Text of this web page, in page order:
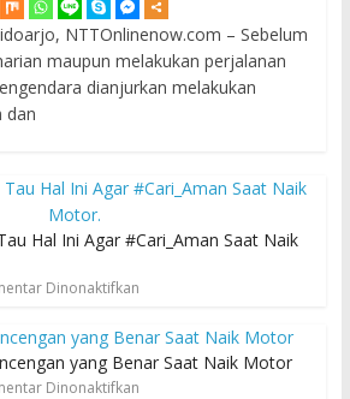
NTTOnlinenow.com – Sebelum
maupun melakukan perjalanan
dianjurkan melakukan
dan
Hal Ini Agar #Cari_Aman Saat Naik
Dinonaktifkan
yang Benar Saat Naik Motor
Dinonaktifkan